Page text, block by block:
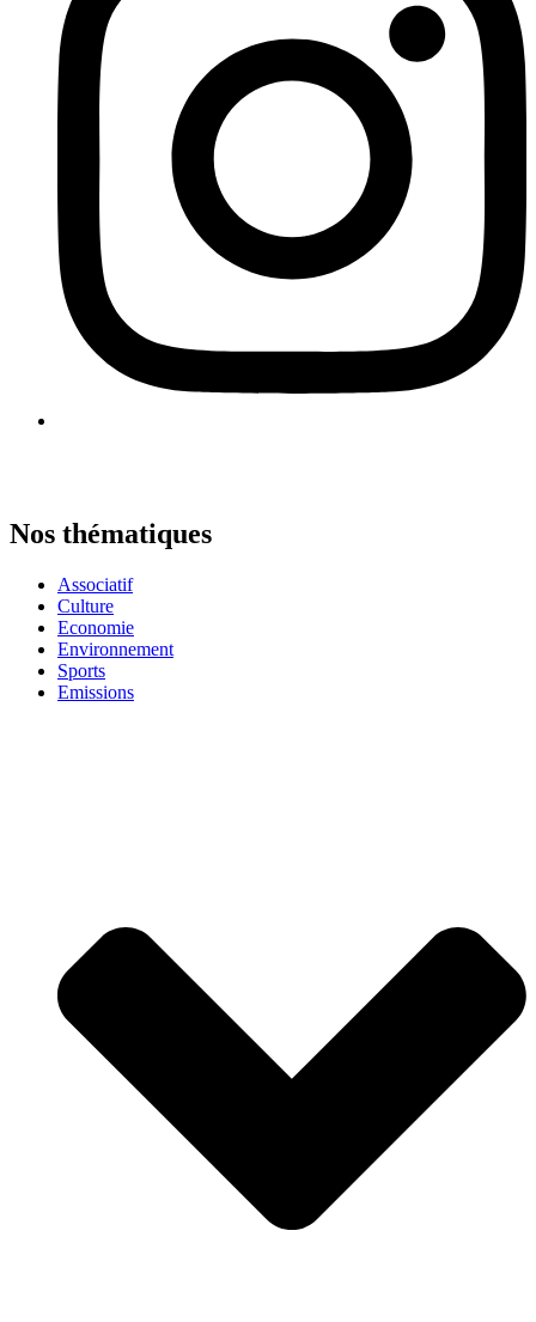
Nos thématiques
Associatif
Culture
Economie
Environnement
Sports
Emissions